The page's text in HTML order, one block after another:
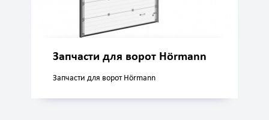
Запчасти для ворот Hörmann
Запчасти для ворот Hörmann